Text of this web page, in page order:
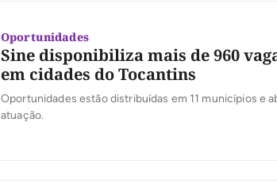
Oportunidades
Sine disponibiliza mais de 960
em cidades do Tocantins
Oportunidades estão distribuídas em 11 municípios e
atuação.